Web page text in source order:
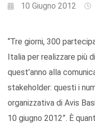
10 Giugno 2012
“Tre giorni, 300
Italia per realizzare più
quest’anno alla
stakeholder: questi i
organizzativa di Avis
10 giugno 2012”. È